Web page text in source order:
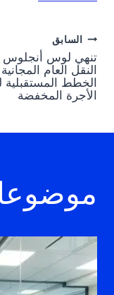
Post
navigation
السابق
تنهي لوس أنجلوس
النقل العام
الخطط المستقبلية
الأجرة المخفضة